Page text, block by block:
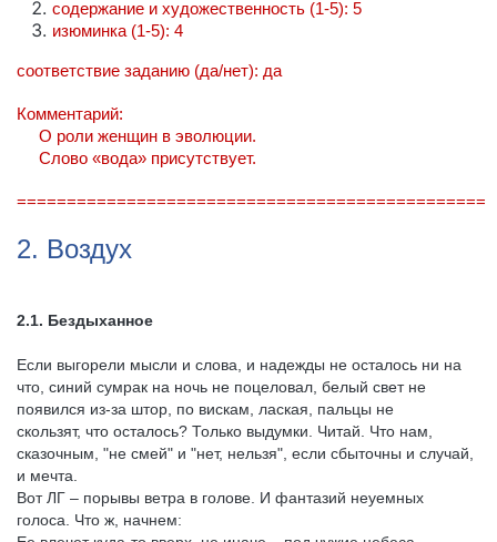
содержание и художественность (1-5): 5
изюминка (1-5): 4
соответствие заданию (да/нет): да
Комментарий:
О роли женщин в эволюции.
Слово «вода» присутствует.
===============================================
2. Воздух
2.1. Бездыханное
Если выгорели мысли и слова, и надежды не осталось ни на
что, синий сумрак на ночь не поцеловал, белый свет не
появился из-за штор, по вискам, лаская, пальцы не
скользят, что осталось? Только выдумки. Читай. Что нам,
сказочным, "не смей" и "нет, нельзя", если сбыточны и случай,
и мечта.
Вот ЛГ – порывы ветра в голове. И фантазий неуемных
голоса. Что ж, начнем: